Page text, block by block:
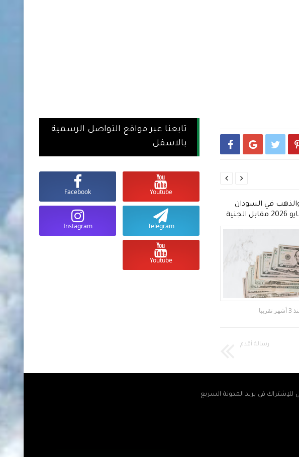
  
في السودان
اليوم الإثنين 11 مايو 2026 مقابل الجنية
تقريبا
أسعار العملات والذهب في السودان
أسعار العملات
السوداني


رسالة أقدم
تابعنا عبر مواقع التواصل الرسمية
بالاسفل
Youtube
Facebook
Telegram
Instagram
Youtube
للإشتراك في بريد المدونة السريع